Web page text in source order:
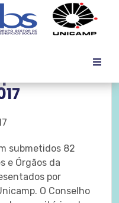
submetidos 82
e Órgãos da
por
O Conselho